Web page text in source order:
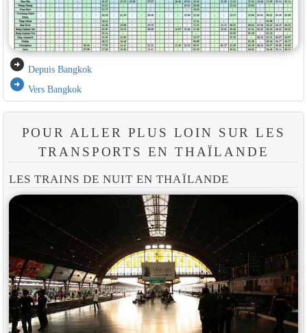
arrow_circle_right Depuis Bangkok
arrow_circle_right Vers Bangkok
POUR ALLER PLUS LOIN SUR LES
TRANSPORTS EN THAÏLANDE
LES TRAINS DE NUIT EN THAÏLANDE